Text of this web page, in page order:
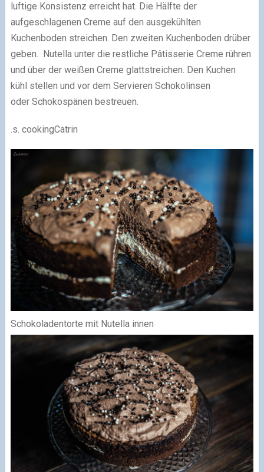
luftige Konsistenz erreicht hat. Die Hälfte der
aufgeschlagenen Creme auf den ausgekühlten
Kuchenboden streichen. Den zweiten Kuchenboden drüber
geben. Nutella unter die restliche Pâtisserie Creme rühren
und über der weißen Creme glattstreichen. Den Kuchen
kühl stellen und vor dem Servieren Schokolinsen
oder Schokospänen bestreuen.
.s. cookingCatrin
Schokoladentorte mit Nutella innen